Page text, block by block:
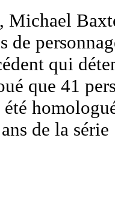
Michael
de
qui
que 41
de la série